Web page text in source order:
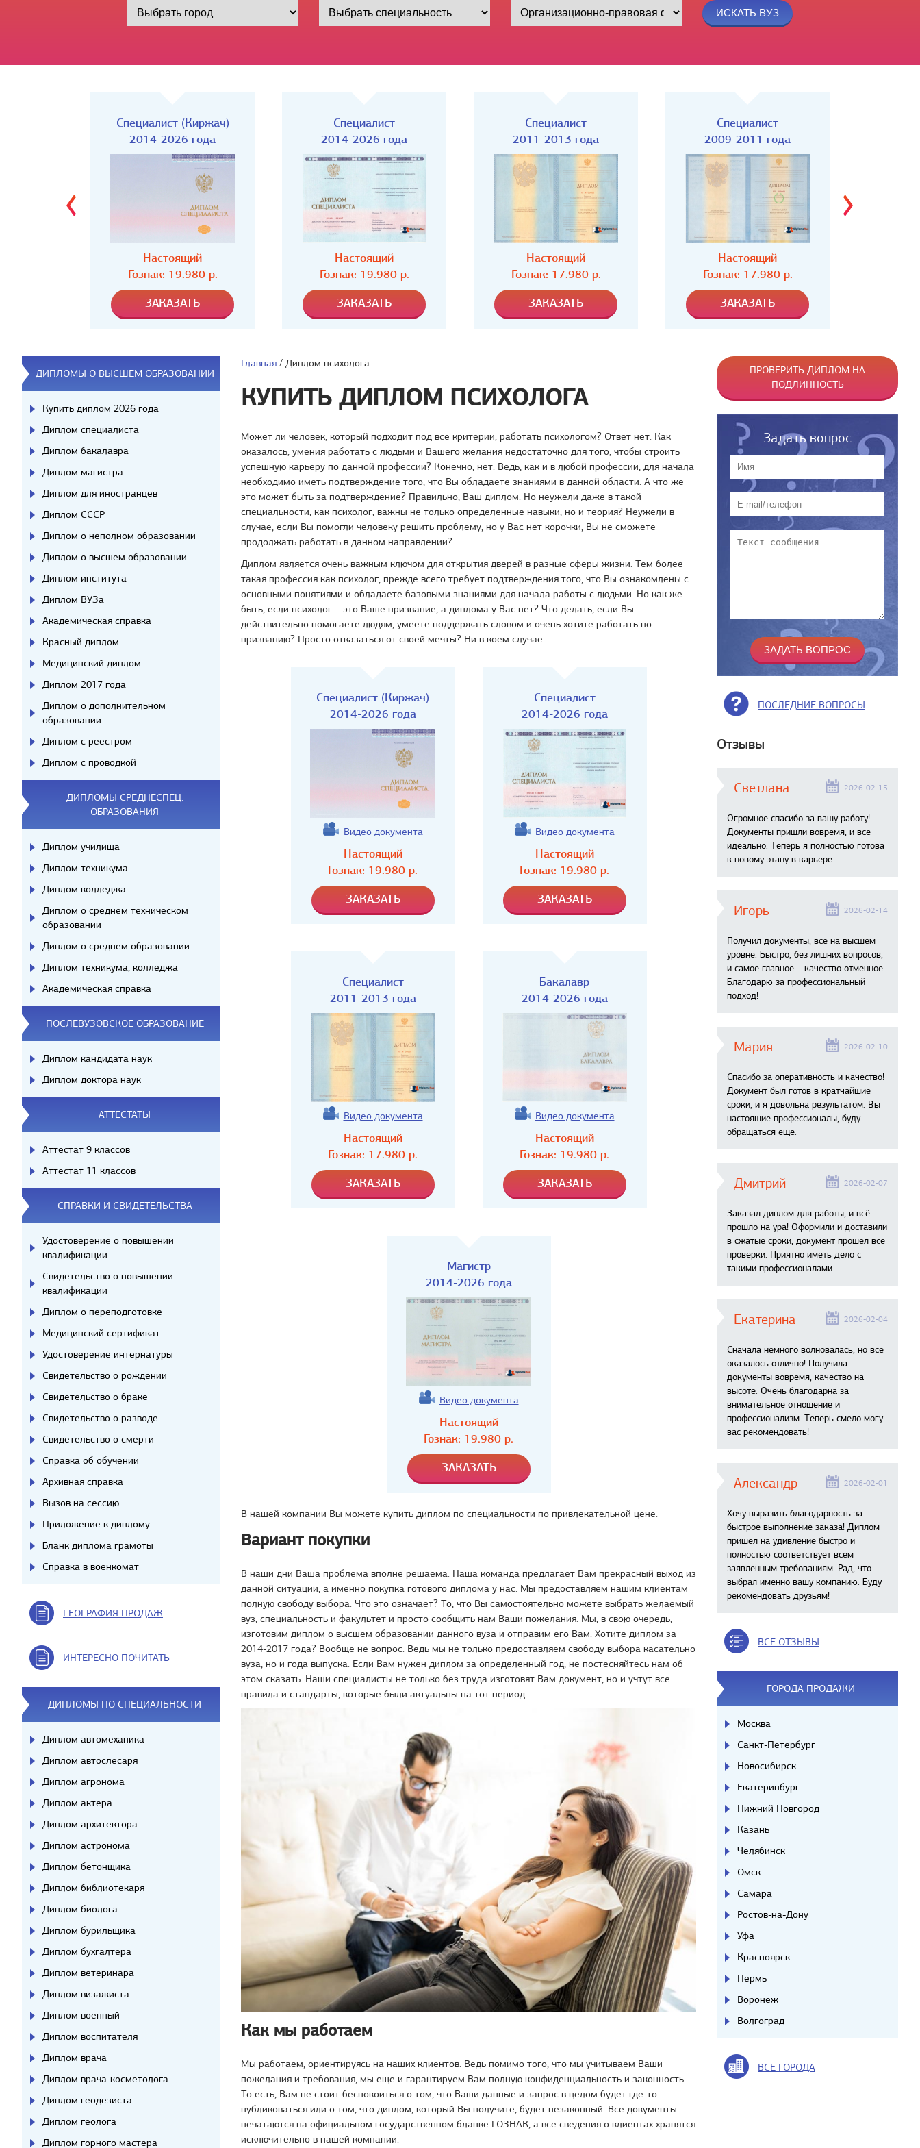
Специалист
2014-2026 года
Настоящий
Гознак: 19.980 р.
Специалист
2011-2013 года
Настоящий
Гознак: 17.980 р.
Специалист
2009-2011 года
Настоящий
Гознак: 17.980 р.
Специалист
2004-2008 года
Настоящий
Гознак: 16.980 р.
Главная / Диплом психолога
КУПИТЬ ДИПЛОМ ПСИХОЛОГА
Может ли человек, который подходит под все критерии, работать психологом? Ответ нет. Как
оказалось, умения работать с людьми и Вашего желания недостаточно для того, чтобы строить
успешную карьеру по данной профессии? Конечно, нет. Ведь, как и в любой профессии, для начала
необходимо иметь подтверждение того, что Вы обладаете знаниями в данной области. А что же
это может быть за подтверждение? Правильно, Ваш диплом. Но неужели даже в такой
специальности, как психолог, важны не только определенные навыки, но и теория? Неужели в
случае, если Вы помогли человеку решить проблему, но у Вас нет корочки, Вы не сможете
продолжать работать в данном направлении?
Диплом является очень важным ключом для открытия дверей в разные сферы жизни. Тем более
такая профессия как психолог, прежде всего требует подтверждения того, что Вы ознакомлены с
основными понятиями и обладаете базовыми знаниями для начала работы с людьми. Но как же
быть, если психолог – это Ваше призвание, а диплома у Вас нет? Что делать, если Вы
действительно помогаете людям, умеете поддержать словом и очень хотите работать по
призванию? Просто отказаться от своей мечты? Ни в коем случае.
Специалист (Киржач)
2014-2026 года
Видео документа
Настоящий
Гознак: 19.980 р.
Специалист
2014-2026 года
Видео документа
Настоящий
Гознак: 19.980 р.
Специалист
2011-2013 года
Видео документа
Настоящий
Гознак: 17.980 р.
Бакалавр
2014-2026 года
Видео документа
Настоящий
Гознак: 19.980 р.
Магистр
2014-2026 года
Видео документа
Настоящий
Гознак: 19.980 р.
В нашей компании Вы можете купить диплом по специальности по привлекательной цене.
Вариант покупки
В наши дни Ваша проблема вполне решаема. Наша команда предлагает Вам прекрасный выход из
данной ситуации, а именно покупка готового диплома у нас. Мы предоставляем нашим клиентам
полную свободу выбора. Что это означает? То, что Вы самостоятельно можете выбрать желаемый
вуз, специальность и факультет и просто сообщить нам Ваши пожелания. Мы, в свою очередь,
изготовим диплом о высшем образовании данного вуза и отправим его Вам. Хотите диплом за
2014-2017 года? Вообще не вопрос. Ведь мы не только предоставляем свободу выбора касательно
вуза, но и года выпуска. Если Вам нужен диплом за определенный год, не постесняйтесь нам об
этом сказать. Наши специалисты не только без труда изготовят Вам документ, но и учтут все
правила и стандарты, которые были актуальны на тот период.
Как мы работаем
Мы работаем, ориентируясь на наших клиентов. Ведь помимо того, что мы учитываем Ваши
пожелания и требования, мы еще и гарантируем Вам полную конфиденциальность и законность.
То есть, Вам не стоит беспокоиться о том, что Ваши данные и запрос в целом будет где-то
публиковаться или о том, что диплом, который Вы получите, будет незаконный. Все документы
печатаются на официальном государственном бланке ГОЗНАК, а все сведения о клиентах хранятся
исключительно в нашей компании.
ДИПЛОМЫ О ВЫСШЕМ ОБРАЗОВАНИИ
Купить диплом 2026 года
Диплом специалиста
Диплом бакалавра
Диплом магистра
Диплом для иностранцев
Диплом СССР
Диплом о неполном образовании
Диплом о высшем образовании
Диплом института
Диплом ВУЗа
Академическая справка
Красный диплом
Медицинский диплом
Диплом 2017 года
Диплом о дополнительном
образовании
Диплом с реестром
Диплом с проводкой
ДИПЛОМЫ СРЕДНЕСПЕЦ.
ОБРАЗОВАНИЯ
Диплом училища
Диплом техникума
Диплом колледжа
Диплом о среднем техническом
образовании
Диплом о среднем образовании
Диплом техникума, колледжа
Академическая справка
ПОСЛЕВУЗОВСКОЕ ОБРАЗОВАНИЕ
Диплом кандидата наук
Диплом доктора наук
АТТЕСТАТЫ
Аттестат 9 классов
Аттестат 11 классов
СПРАВКИ И СВИДЕТЕЛЬСТВА
Удостоверение о повышении
квалификации
Свидетельство о повышении
квалификации
Диплом о переподготовке
Медицинский сертификат
Удостоверение интернатуры
Свидетельство о рождении
Свидетельство о браке
Свидетельство о разводе
Свидетельство о смерти
Справка об обучении
Архивная справка
Вызов на сессию
Приложение к диплому
Бланк диплома грамоты
Справка в военкомат
ГЕОГРАФИЯ ПРОДАЖ
ИНТЕРЕСНО ПОЧИТАТЬ
ДИПЛОМЫ ПО СПЕЦИАЛЬНОСТИ
Диплом автомеханика
Диплом автослесаря
Диплом агронома
Диплом актера
Диплом архитектора
Диплом астронома
Диплом бетонщика
Диплом библиотекаря
Диплом биолога
Диплом бурильщика
Диплом бухгалтера
Диплом ветеринара
Диплом визажиста
Диплом военный
Диплом воспитателя
Диплом врача
Диплом врача-косметолога
Диплом геодезиста
Диплом геолога
Диплом горного мастера
ПРОВЕРИТЬ ДИПЛОМ НА
ПОДЛИННОСТЬ
Задать вопрос
ПОСЛЕДНИЕ ВОПРОСЫ
Отзывы
Светлана 2026-02-15
Огромное спасибо за вашу работу!
Документы пришли вовремя, и всё
идеально. Теперь я полностью готова
к новому этапу в карьере.
Игорь 2026-02-14
Получил документы, всё на высшем
уровне. Быстро, без лишних вопросов,
и самое главное – качество отменное.
Благодарю за профессиональный
подход!
Мария 2026-02-10
Спасибо за оперативность и качество!
Документ был готов в кратчайшие
сроки, и я довольна результатом. Вы
настоящие профессионалы, буду
обращаться ещё.
Дмитрий 2026-02-07
Заказал диплом для работы, и всё
прошло на ура! Оформили и доставили
в сжатые сроки, документ прошёл все
проверки. Приятно иметь дело с
такими профессионалами.
Екатерина 2026-02-04
Сначала немного волновалась, но всё
оказалось отлично! Получила
документы вовремя, качество на
высоте. Очень благодарна за
внимательное отношение и
профессионализм. Теперь смело могу
вас рекомендовать!
Александр 2026-02-01
Хочу выразить благодарность за
быстрое выполнение заказа! Диплом
пришел на удивление быстро и
полностью соответствует всем
заявленным требованиям. Рад, что
выбрал именно вашу компанию. Буду
рекомендовать друзьям!
ВСЕ ОТЗЫВЫ
ГОРОДА ПРОДАЖИ
Москва
Санкт-Петербург
Новосибирск
Екатеринбург
Нижний Новгород
Казань
Челябинск
Омск
Самара
Ростов-на-Дону
Уфа
Красноярск
Пермь
Воронеж
Волгоград
ВСЕ ГОРОДА